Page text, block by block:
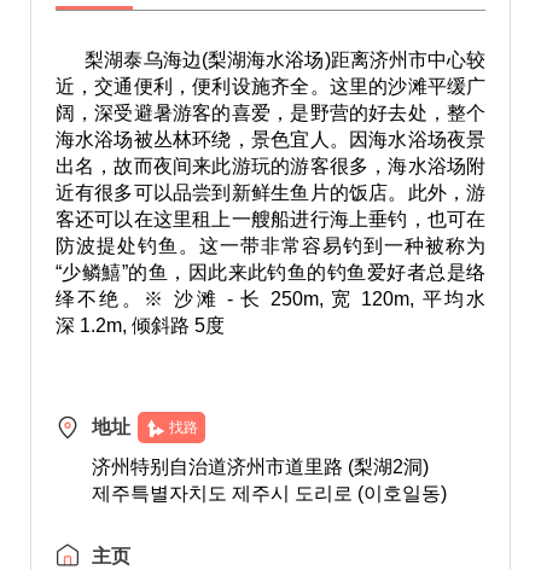
梨湖泰乌海边(梨湖海水浴场)距离济州市中心较
近，交通便利，便利设施齐全。这里的沙滩平缓广
阔，深受避暑游客的喜爱，是野营的好去处，整个
海水浴场被丛林环绕，景色宜人。因海水浴场夜景
出名，故而夜间来此游玩的游客很多，海水浴场附
近有很多可以品尝到新鲜生鱼片的饭店。此外，游
客还可以在这里租上一艘船进行海上垂钓，也可在
防波提处钓鱼。这一带非常容易钓到一种被称为
“少鳞鱚”的鱼，因此来此钓鱼的钓鱼爱好者总是络
绎不绝。※ 沙滩 - 长 250m, 宽 120m, 平均水
深 1.2m, 倾斜路 5度
地址 找路
济州特别自治道济州市道里路 (梨湖2洞)
제주특별자치도 제주시 도리로 (이호일동)
主页